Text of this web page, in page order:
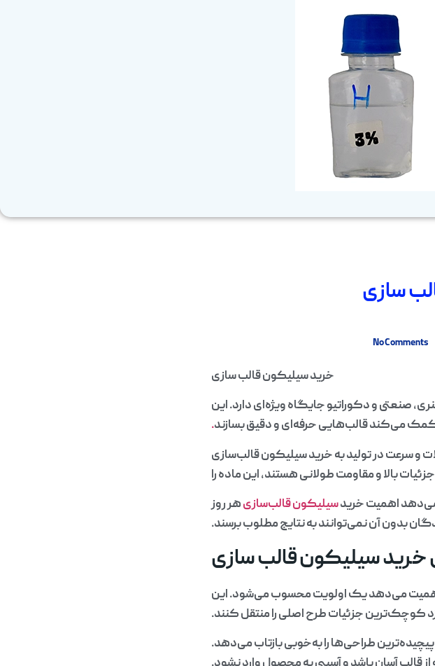
سازی
No Comments
خرید سیلیکون قالب سازی
صنعتی و دکوراتیو جایگاه ویژه‌ای دارد. این
کمک می‌کند قالب‌هایی حرفه‌ای و دقیق بسازند.
سرعت در تولید به خرید سیلیکون قالب‌سازی
بالا و مقاومت طولانی هستند، این ماده را
می‌دهد اهمیت خریدسیلیکون قالب‌سازیهر روز
بدون آن نمی‌توانند به نتایج مطلوب برسند.
سیلیکون قالب سازی
می‌دهد یک اولویت محسوب می‌شود. این
کوچک‌ترین جزئیات طرح اصلی را منتقل کنند.
طراحی‌ها را به‌خوبی بازتاب می‌دهد.